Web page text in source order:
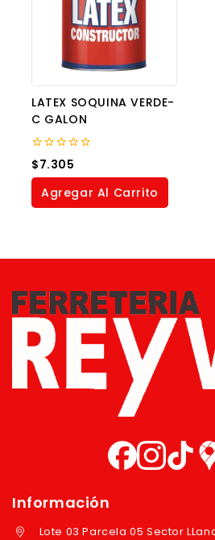
LATEX SOQUINA VERDE-
C GALON
0
out
of
$7.305
Agregar Al Carrito
Información
Lote 03 Parcela 05 Sector